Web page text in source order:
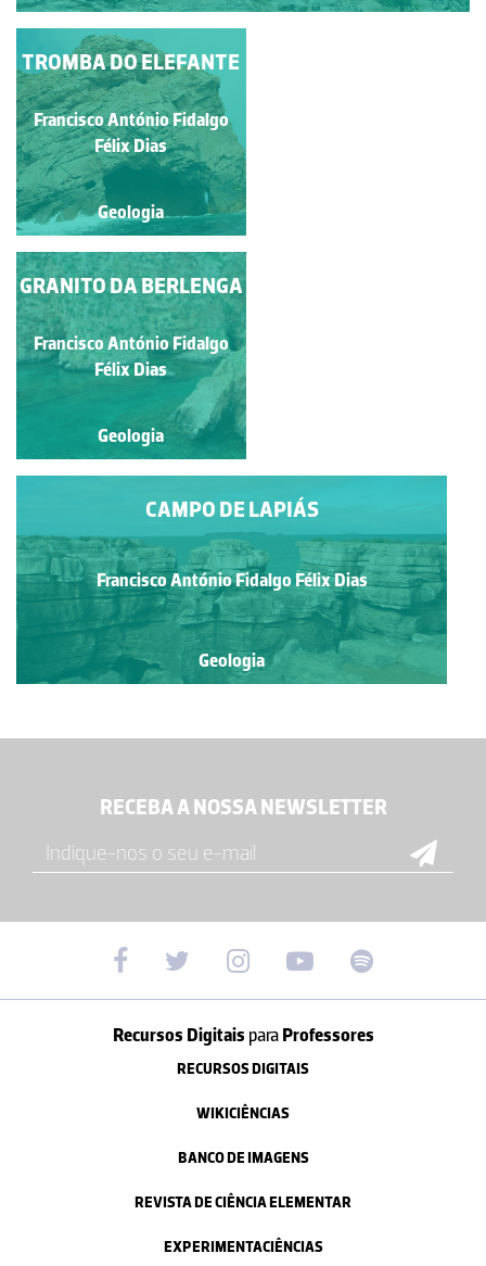
TROMBA DO
ELEFANTE
Francisco António Fidalgo
Félix Dias
Geologia
TROMBA DO ELEFANTE
Francisco António Fidalgo
Félix Dias
Geologia
ILHÉU DA VELHA
Francisco António Fidalgo
Félix Dias
Geologia
CAMPO DE LAPIÁS
Francisco António Fidalgo Félix Dias
Geologia
GRANITO DA BERLENGA
Francisco António Fidalgo
Félix Dias
Geologia
RECEBA A NOSSA NEWSLETTER
Recursos Digitais paraProfessores
RECURSOS DIGITAIS
WIKICIÊNCIAS
BANCO DE IMAGENS
REVISTA DE CIÊNCIA ELEMENTAR
EXPERIMENTACIÊNCIAS